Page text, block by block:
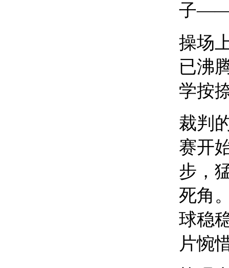
子——
操场
已沸
学按
裁判
赛开
步，
死角
球稳
片惋